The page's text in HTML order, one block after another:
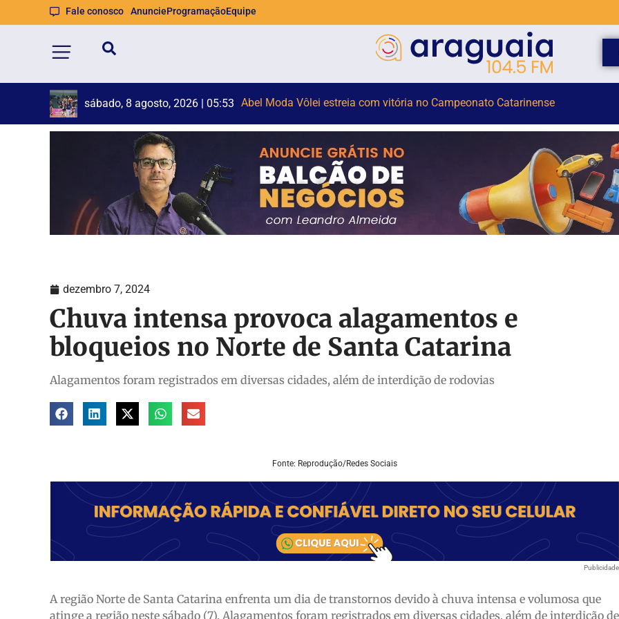
Fale conosco AnuncieProgramaçãoEquipe
sábado, 8 agosto, 2026 | 05:53 STF muda decisão de Moraes e reduz pena de condenada por 8 de janeiro
dezembro 7, 2024
Chuva intensa provoca alagamentos e
bloqueios no Norte de Santa Catarina
Alagamentos foram registrados em diversas cidades, além de interdição de rodovias
Fonte: Reprodução/Redes Sociais
Publicidade
A região Norte de Santa Catarina enfrenta um dia de transtornos devido à chuva intensa e volumosa que
atinge a região neste sábado (7). Alagamentos foram registrados em diversas cidades, além de interdição de